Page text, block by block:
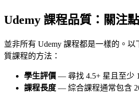
Udemy 課程品質：關注點
並非所有 Udemy 課程都是一樣的。
質課程的方法：
學生評價 — 尋找 4.5+ 星且至少
課程長度 — 綜合課程通常包含